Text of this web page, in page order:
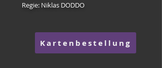
Regie: Niklas DODDO
Kartenbestellung